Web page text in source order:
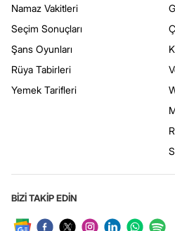
Namaz Vakitleri
Seçim Sonuçları
Şans Oyunları
Rüya Tabirleri
Yemek Tarifleri
BİZİ TAKİP EDİN